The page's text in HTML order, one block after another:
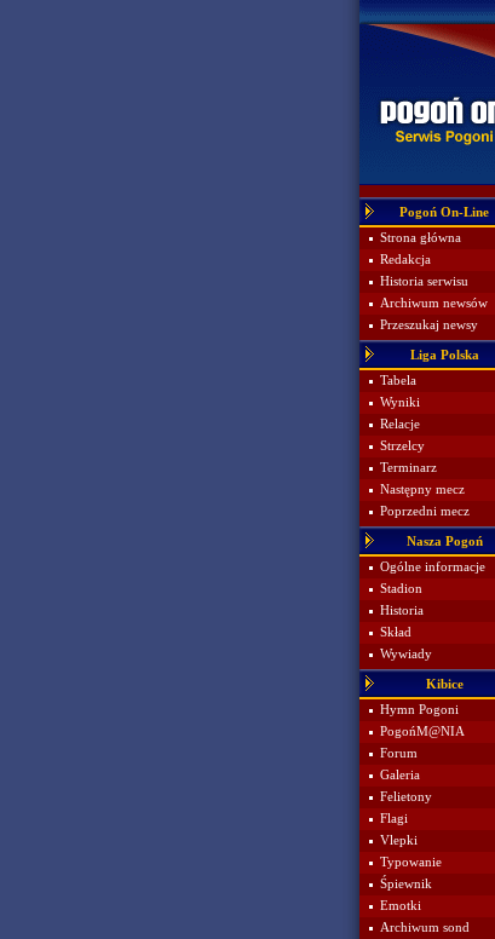
Pogoń On-Line
Strona główna
Redakcja
Historia serwisu
Archiwum newsów
Przeszukaj newsy
Liga Polska
Tabela
Wyniki
Relacje
Strzelcy
Terminarz
Następny mecz
Poprzedni mecz
Nasza Pogoń
Ogólne informacje
Stadion
Historia
Skład
Wywiady
Kibice
Hymn Pogoni
PogońM@NIA
Forum
Galeria
Felietony
Flagi
Vlepki
Typowanie
Śpiewnik
Emotki
Archiwum sond